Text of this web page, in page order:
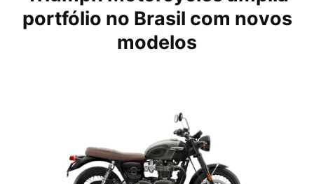
portfólio no Brasil com novos
modelos